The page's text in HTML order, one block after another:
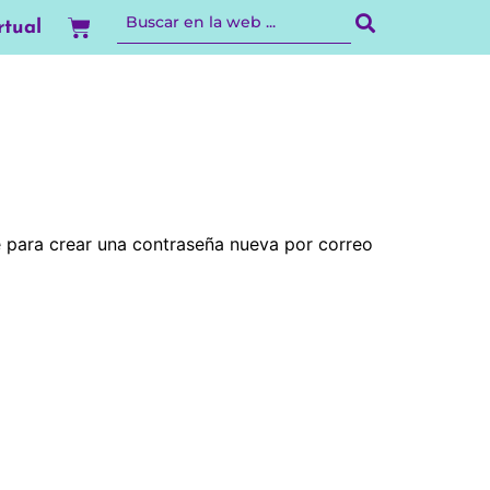
Carrito
crear una contraseña nueva por correo